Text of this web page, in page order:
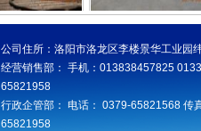
公司住所：洛阳市洛龙区李楼景华工业
经营销售部： 手机：013838457825
65821958
行政企管部： 电话： 0379-65821568 传
65821958